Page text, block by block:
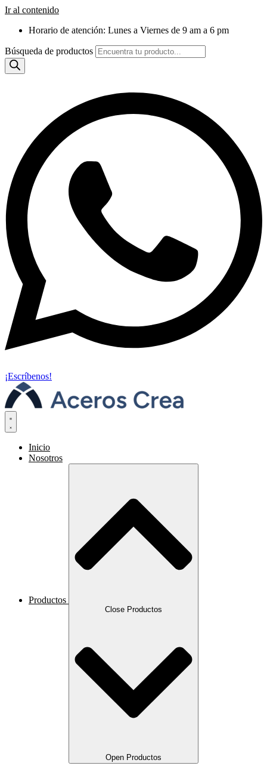
Ir al contenido
Horario de atención: Lunes a Viernes de 9 am a 6 pm
Búsqueda de productos
¡Escríbenos!
Inicio
Nosotros
Productos
Close Productos
Open Productos